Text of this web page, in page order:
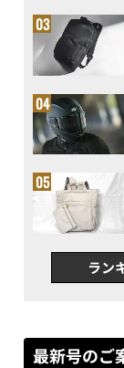
ラン
最新号のご